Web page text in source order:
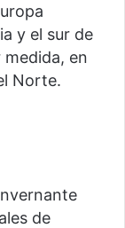
y el sur de
medida, en
Norte.
de